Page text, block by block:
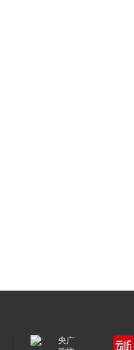
央广